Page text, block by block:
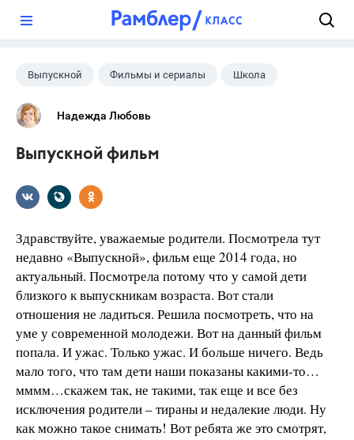
Выпускной Фильмы и сериалы Школа
Надежда Любовь
Выпускной фильм
Здравствуйте, уважаемые родители. Посмотрела тут
недавно «Выпускной», фильм еще 2014 года, но
актуальный. Посмотрела потому что у самой дети
близкого к выпускникам возраста. Вот стали
отношения не ладиться. Решила посмотреть, что на
уме у современной молодежи. Вот на данный фильм
попала. И ужас. Только ужас. И больше ничего. Ведь
мало того, что там дети наши показаны какими-то…
мммм…скажем так, не такими, так еще и все без
исключения родители – тираны и недалекие люди. Ну
как можно такое снимать! Вот ребята же это смотрят,